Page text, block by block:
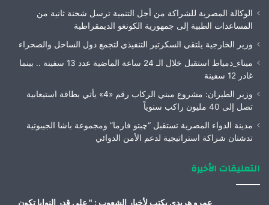
الوكالة المصرية للشراكة من أجل التنمية ترسل شحنة ثانية من
المساعدات الطبية إلى جمهورية الكونغو الديمقراطية
وزير الخارجية يلتقي السكرتير التنفيذي لتجمع دول الساحل والصحراء
ميناء_دمياط استقبل خلال الـ 24 ساعة الماضية عدد 13 سفينة .. بينما
غادر 12 سفينة
وزير الطيران: مشروع مبني الركاب رقم «4» يأتي بطاقة استيعابية
تصل إلى 40 مليون راكب سنوياً
مدينة الدواء المصرية تستقبل “چبتو فارما” ومجموعة باشا الجيبوتية
تدشنان شراكة استراتيجية لدعم الأمن الدوائي
التعليقات الأخيرة
عمرو هريدى يكتب لأخبار الشعوب : " على قدر النوايا تكون